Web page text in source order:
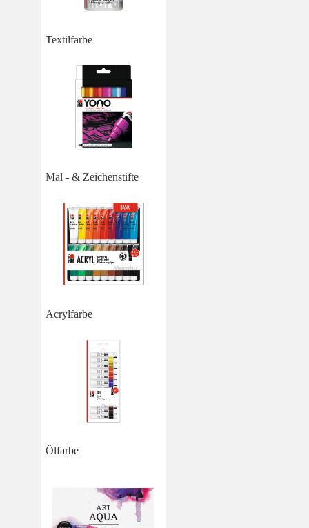
Textilfarbe
Mal - & Zeichenstifte
Acrylfarbe
Ölfarbe